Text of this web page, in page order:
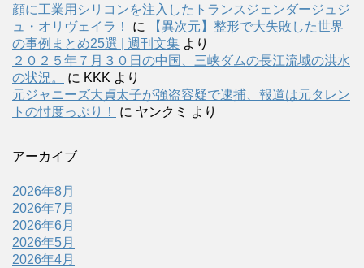
顔に工業用シリコンを注入したトランスジェンダージュジ
ュ・オリヴェイラ！
に
【異次元】整形で大失敗した世界
の事例まとめ25選 | 週刊文集 より
２０２５年７月３０日の中国、三峡ダムの長江流域の洪水
の状況。
に KKK より
元ジャニーズ大貞太子が強盗容疑で逮捕、報道は元タレン
トの忖度っぷり！
に ヤンクミ より
アーカイブ
2026年8月
2026年7月
2026年6月
2026年5月
2026年4月